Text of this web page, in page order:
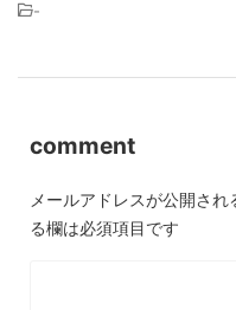
-
comment
メールアドレスが公開され
る欄は必須項目です